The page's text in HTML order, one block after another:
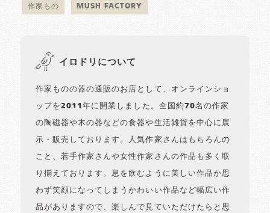
作家もの MUSH FACTORY
イロドリについて
作家ものの器の通販のお店として、オンラインショ
ップを2011年に開業しました。全国約70名の作家
の陶磁器や木の器などの食器や生活雑貨を中心に展
示・販売しております。人気作家さんはもちろんの
こと、若手作家さんや女性作家さんの作品も多く取
り揃えております。息を飲むように美しい作品か思
わず笑顔になってしまうかわいい作品など幅広い作
品がありますので、楽しんで見ていただけたらと思